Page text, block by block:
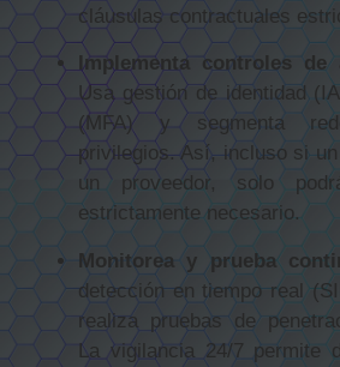
cláusulas contractuales
Implementa controles de
Usa gestión de identidad
(MFA) y segmenta
privilegios. Así, incluso si
un proveedor, solo
estrictamente necesario.
Monitorea y prueba
detección en tiempo real
realiza pruebas de
La vigilancia 24/7 permite